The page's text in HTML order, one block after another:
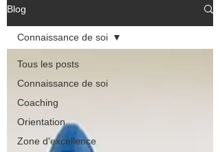
Blog
Tous les posts
Connaissance de soi
Coaching
Orientation
Zone d'excellence
Connaissance de soi